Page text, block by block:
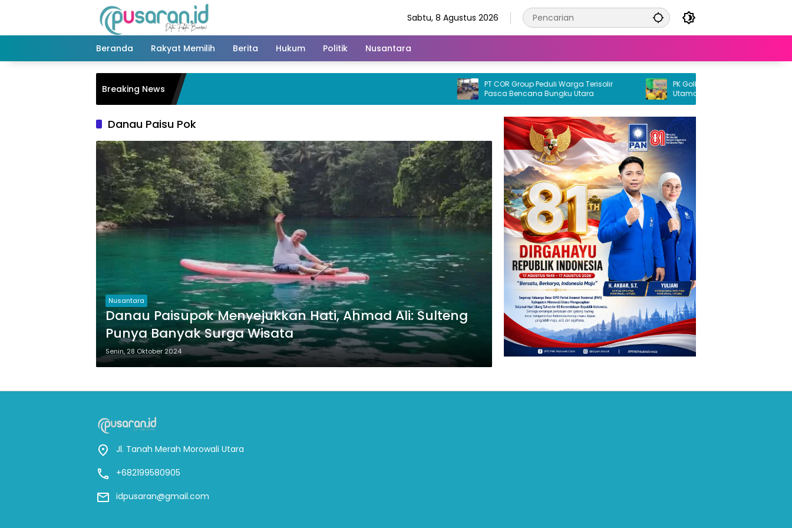
Sabtu, 8 Agustus 2026
Beranda Rakyat Memilih Berita Hukum Politik Nusantara
Breaking News
PT COR Group Peduli Warga Terisolir
Pasca Bencana Bungku Utara
PK Golkar Petasia Timur Jadi Kekuatan
Utama Partai Golkar di Morowali Utara
Danau Paisu Pok
Nusantara
Danau Paisupok Menyejukkan Hati, Ahmad Ali: Sulteng
Punya Banyak Surga Wisata
Senin, 28 Oktober 2024
Jl. Tanah Merah Morowali Utara
+682199580905
idpusaran@gmail.com